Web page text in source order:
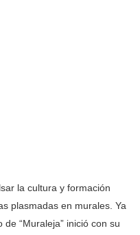
la cultura y formación
plasmadas en murales. Ya
“Muraleja” inició con su